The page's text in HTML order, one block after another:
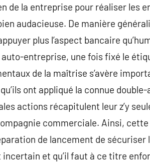
de la entreprise pour réaliser les
audacieuse. De manière
plus l’aspect bancaire
auto-entreprise, une fois fixé le
de la maîtrise s’avère
ont appliqué la connue double-
actions récapitulent leur z’y
commerciale. Ainsi,
de lancement de sécuriser
et qu’il faut à ce titre